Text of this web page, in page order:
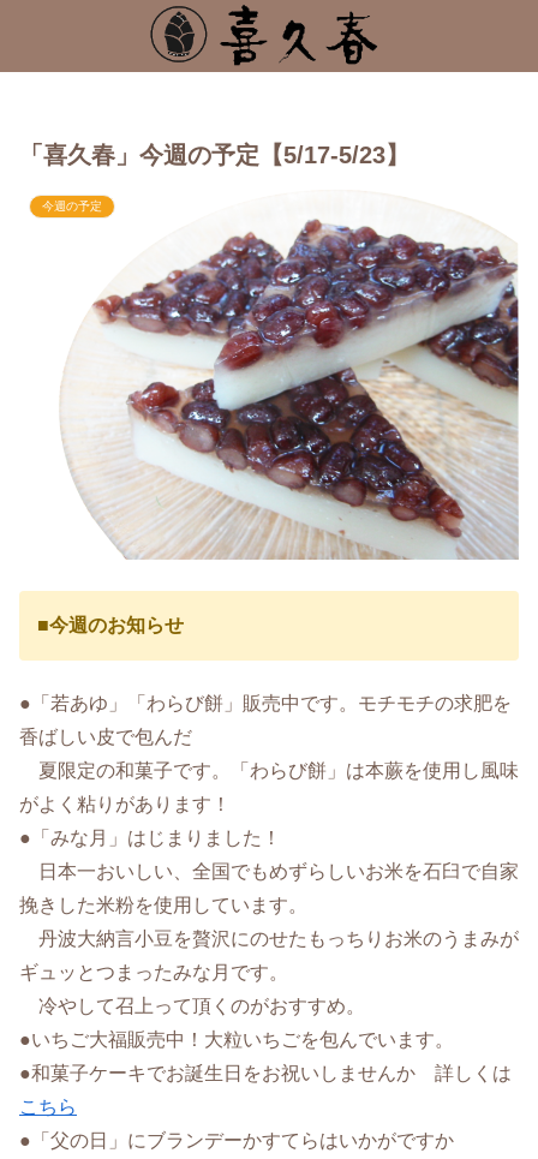
「喜久春」今週の予定【5/17-5/23】
今週の予定
■今週のお知らせ
●「若あゆ」「わらび餅」販売中です。モチモチの求肥を
香ばしい皮で包んだ
夏限定の和菓子です。「わらび餅」は本蕨を使用し風味
がよく粘りがあります！
●「みな月」はじまりました！
日本一おいしい、全国でもめずらしいお米を石臼で自家
挽きした米粉を使用しています。
丹波大納言小豆を贅沢にのせたもっちりお米のうまみが
ギュッとつまったみな月です。
冷やして召上って頂くのがおすすめ。
●いちご大福販売中！大粒いちごを包んでいます。
●和菓子ケーキでお誕生日をお祝いしませんか 詳しくは
こちら
●「父の日」にブランデーかすてらはいかがですか